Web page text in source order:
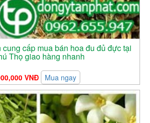
cấp mua bán hoa đu đủ đực tại
Thọ giao hàng nhanh
VNĐ Mua ngay